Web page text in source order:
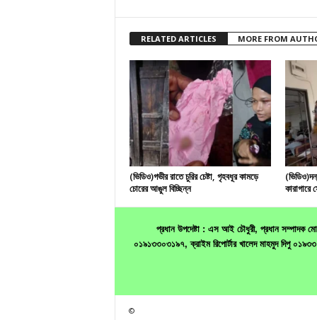
RELATED ARTICLES MORE FROM
(ভিডিও)গভীর রাতে চুরির চেষ্টা, গৃহবধূর কামড়ে
চোরের আঙুল বিচ্ছিন্ন
কারাগারে
প্রধান উপদেষ্টা : এস আই চৌধুরী, প্রধান সম্পাদক
০১৯১৩৩০৩১৯৭, ক্রাইম রিপোর্টার খালেদ মাহমুদ দিপু
©